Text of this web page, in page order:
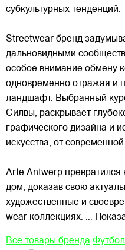
субкультурных тенденций.
Streetwear бренд
дальновидными
особое внимание обмену
одновременно отражая и
ландшафт. Выбранный
Силвы, раскрывает
графического дизайна и
искусства, от
Arte Antwerp превратился
дом, доказав свою
художественные и
wear коллекциях. ...
Все товары бренда